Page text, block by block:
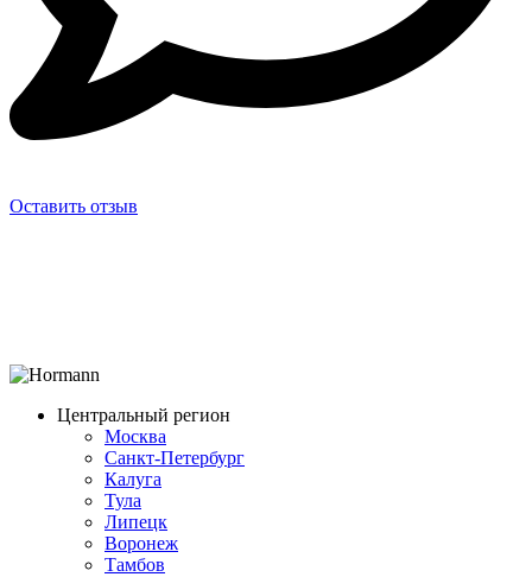
Оставить отзыв
Центральный регион
Москва
Санкт-Петербург
Калуга
Тула
Липецк
Воронеж
Тамбов